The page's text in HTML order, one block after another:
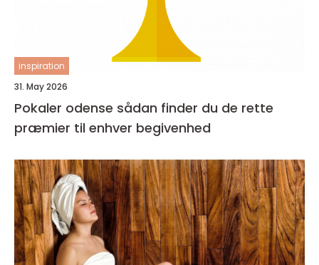
inspiration
31. May 2026
Pokaler odense sådan finder du de rette
præmier til enhver begivenhed